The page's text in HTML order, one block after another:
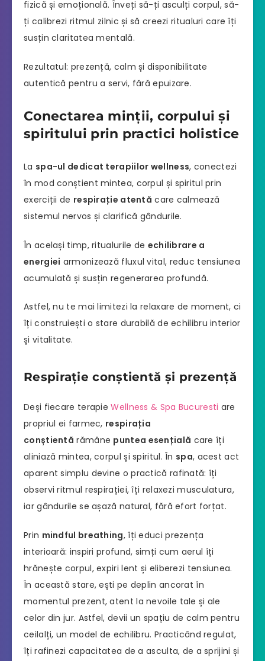
fizică și emoțională. Înveți să-ți asculți corpul, să-
ți calibrezi ritmul zilnic și să creezi ritualuri care îți
susțin claritatea mentală.
Rezultatul: prezență, calm și disponibilitate
autentică pentru a servi, fără epuizare.
Conectarea minții, corpului și
spiritului prin practici holistice
La spa-ul dedicat terapiilor wellness, conectezi
în mod conștient mintea, corpul și spiritul prin
exerciții de respirație atentă care calmează
sistemul nervos și clarifică gândurile.
În același timp, ritualurile de echilibrare a
energiei armonizează fluxul vital, reduc tensiunea
acumulată și susțin regenerarea profundă.
Astfel, nu te mai limitezi la relaxare de moment, ci
îți construiești o stare durabilă de echilibru interior
și vitalitate.
Respirație conștientă și prezență
Deși fiecare terapieWellness & Spa Bucuresti are
propriul ei farmec, respirația
conștientă rămâne puntea esențială care îți
aliniază mintea, corpul și spiritul. În spa, acest act
aparent simplu devine o practică rafinată: îți
observi ritmul respirației, îți relaxezi musculatura,
iar gândurile se așază natural, fără efort forțat.
Prin mindful breathing, îți educi prezența
interioară: inspiri profund, simți cum aerul îți
hrănește corpul, expiri lent și eliberezi tensiunea.
În această stare, ești pe deplin ancorat în
momentul prezent, atent la nevoile tale și ale
celor din jur. Astfel, devii un spațiu de calm pentru
ceilalți, un model de echilibru. Practicând regulat,
îți rafinezi capacitatea de a asculta, de a sprijini și